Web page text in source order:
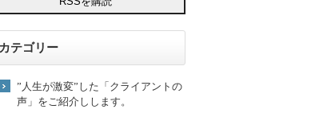
カテゴリー
”人生が激変”した「クライアントの
声」をご紹介しします。